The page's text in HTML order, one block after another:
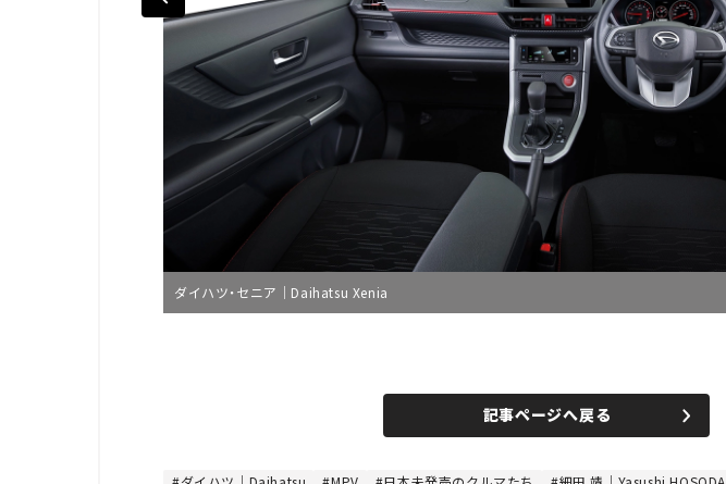
ダイハツ・セニア｜Daihatsu Xenia
8
記事ページへ戻る